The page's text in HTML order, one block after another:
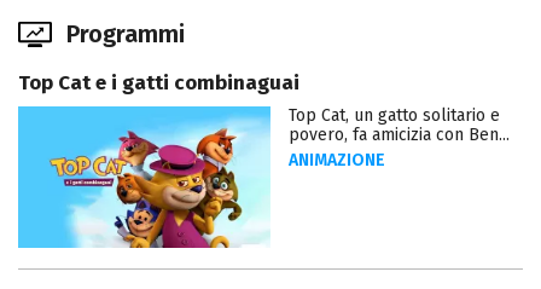
Programmi
Top Cat e i gatti combinaguai
Top Cat, un gatto solitario e
povero, fa amicizia con Ben...
ANIMAZIONE